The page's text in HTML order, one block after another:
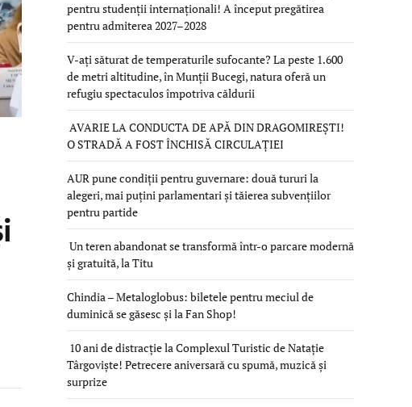
pentru studenții internaționali! A început pregătirea
pentru admiterea 2027–2028
V-ați săturat de temperaturile sufocante? La peste 1.600
de metri altitudine, în Munții Bucegi, natura oferă un
refugiu spectaculos împotriva căldurii
AVARIE LA CONDUCTA DE APĂ DIN DRAGOMIREȘTI!
O STRADĂ A FOST ÎNCHISĂ CIRCULAȚIEI
AUR pune condiții pentru guvernare: două tururi la
alegeri, mai puțini parlamentari și tăierea subvențiilor
pentru partide
Un teren abandonat se transformă într-o parcare modernă
și gratuită, la Titu
Chindia – Metaloglobus: biletele pentru meciul de
duminică se găsesc și la Fan Shop!
10 ani de distracție la Complexul Turistic de Natație
Târgoviște! Petrecere aniversară cu spumă, muzică și
surprize